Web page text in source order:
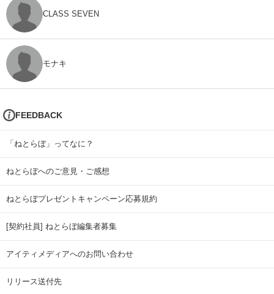
CLASS SEVEN
モナキ
FEEDBACK
「ねとらぼ」ってなに？
ねとらぼへのご意見・ご感想
ねとらぼプレゼントキャンペーン応募規約
[契約社員] ねとらぼ編集者募集
アイティメディアへのお問い合わせ
リリース送付先